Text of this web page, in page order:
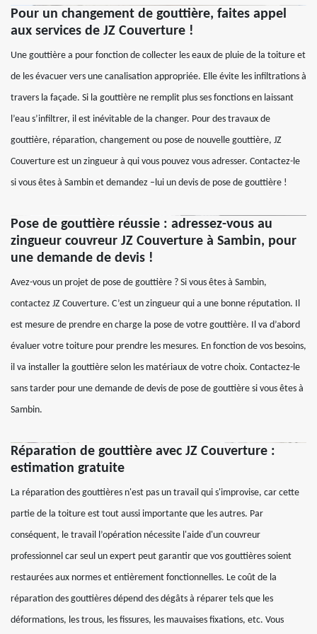
Pour un changement de gouttière, faites appel
aux services de JZ Couverture !
Une gouttière a pour fonction de collecter les eaux de pluie de la toiture et
de les évacuer vers une canalisation appropriée. Elle évite les infiltrations à
travers la façade. Si la gouttière ne remplit plus ses fonctions en laissant
l’eau s’infiltrer, il est inévitable de la changer. Pour des travaux de
gouttière, réparation, changement ou pose de nouvelle gouttière, JZ
Couverture est un zingueur à qui vous pouvez vous adresser. Contactez-le
si vous êtes à Sambin et demandez –lui un devis de pose de gouttière !
Pose de gouttière réussie : adressez-vous au
zingueur couvreur JZ Couverture à Sambin, pour
une demande de devis !
Avez-vous un projet de pose de gouttière ? Si vous êtes à Sambin,
contactez JZ Couverture. C’est un zingueur qui a une bonne réputation. Il
est mesure de prendre en charge la pose de votre gouttière. Il va d’abord
évaluer votre toiture pour prendre les mesures. En fonction de vos besoins,
il va installer la gouttière selon les matériaux de votre choix. Contactez-le
sans tarder pour une demande de devis de pose de gouttière si vous êtes à
Sambin.
Réparation de gouttière avec JZ Couverture :
estimation gratuite
La réparation des gouttières n'est pas un travail qui s'improvise, car cette
partie de la toiture est tout aussi importante que les autres. Par
conséquent, le travail l’opération nécessite l'aide d'un couvreur
professionnel car seul un expert peut garantir que vos gouttières soient
restaurées aux normes et entièrement fonctionnelles. Le coût de la
réparation des gouttières dépend des dégâts à réparer tels que les
déformations, les trous, les fissures, les mauvaises fixations, etc. Vous